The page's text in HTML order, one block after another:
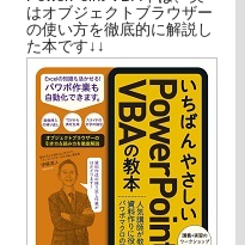
はオブジェクトブラウザー
の使い方を徹底的に解説し
た本です↓↓